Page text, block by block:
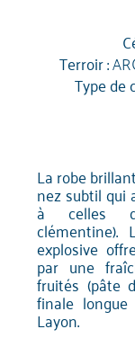
Terroir :
Type de
La robe
nez subtil qui
à celles
explosive
par une
fruités (pâte
finale
Layon.